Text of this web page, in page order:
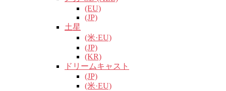
(EU)
(JP)
土星
(米·EU)
(JP)
(KR)
ドリームキャスト
(JP)
(米·EU)